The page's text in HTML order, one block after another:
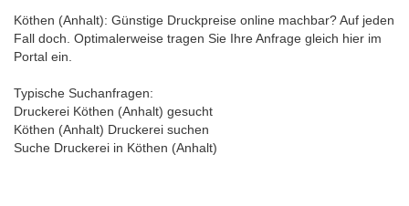
Köthen (Anhalt): Günstige Druckpreise online machbar? Auf jeden
Fall doch. Optimalerweise tragen Sie Ihre Anfrage gleich hier im
Portal ein.
Typische Suchanfragen:
Druckerei Köthen (Anhalt) gesucht
Köthen (Anhalt) Druckerei suchen
Suche Druckerei in Köthen (Anhalt)